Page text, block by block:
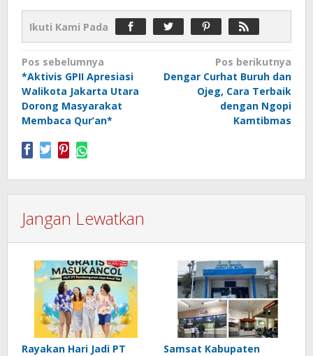
Ikuti Kami Pada
Navigasi
pos
Pos sebelumnya
*Aktivis GPII Apresiasi
Walikota Jakarta Utara
Dorong Masyarakat
Membaca Qur’an*
Pos berikutnya
Dengar Curhat Buruh dan
Ojeg, Cara Terbaik
dengan Ngopi
Kamtibmas
Jangan Lewatkan
Rayakan Hari Jadi PT
Samsat Kabupaten